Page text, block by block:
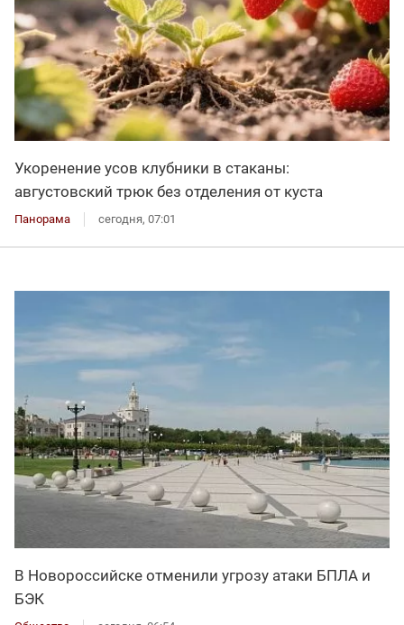
Укоренение усов клубники в стаканы:
августовский трюк без отделения от куста
Панорама сегодня, 07:01
В Новороссийске отменили угрозу атаки БПЛА и
БЭК